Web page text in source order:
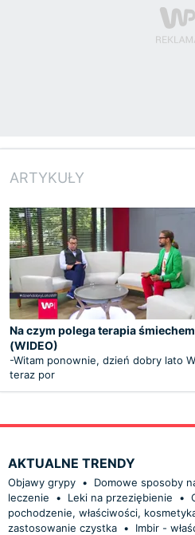
ARTYKUŁY
Na czym polega terapia
(WIDEO)
-Witam ponownie, dzień dobry lato
teraz por
AKTUALNE TRENDY
Objawy grypy • Domowe sposoby
leczenie
• Leki na przeziębienie •
pochodzenie, właściwości,
zastosowanie czystka •
Imbir -